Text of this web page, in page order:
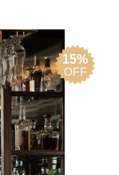
15%
OFF